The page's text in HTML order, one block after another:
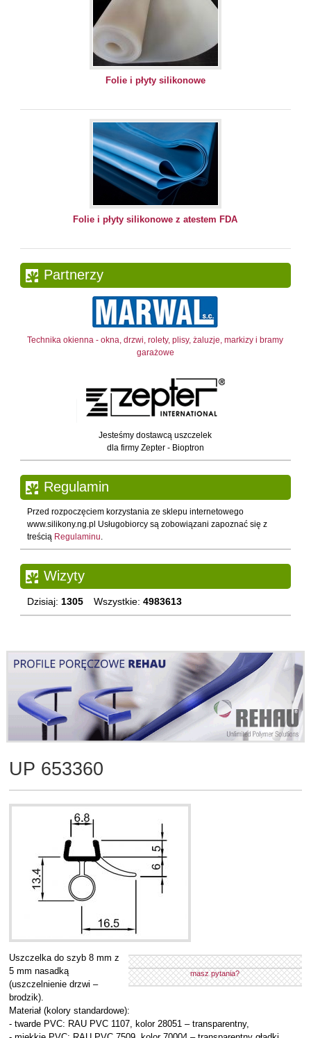
Folie i płyty silikonowe
Folie i płyty silikonowe z atestem FDA
Partnerzy
Technika okienna - okna, drzwi, rolety, plisy, żaluzje, markizy i bramy
garażowe
Jesteśmy dostawcą uszczelek
dla firmy Zepter - Bioptron
Regulamin
Przed rozpoczęciem korzystania ze sklepu internetowego
www.silikony.ng.pl Usługobiorcy są zobowiązani zapoznać się z
treścią Regulaminu.
Wizyty
Dzisiaj: 1305 Wszystkie: 4983613
UP 653360
masz pytania?
Uszczelka do szyb 8 mm z
5 mm nasadką
(uszczelnienie drzwi –
brodzik).
Materiał (kolory standardowe):
- twarde PVC: RAU PVC 1107, kolor 28051 – transparentny,